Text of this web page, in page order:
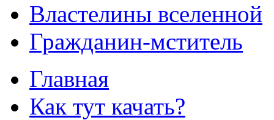
Властелины вселенной
Гражданин-мститель
Главная
Как тут качать?